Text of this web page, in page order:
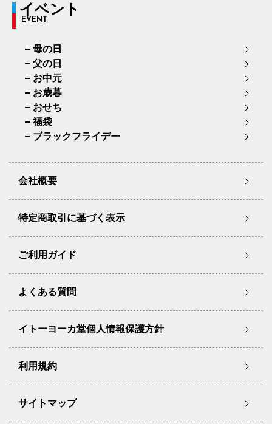
イベント
EVENT
母の日
父の日
お中元
お歳暮
おせち
福袋
ブラックフライデー
会社概要
特定商取引に基づく表示
ご利用ガイド
よくある質問
イトーヨーカ堂個人情報保護方針
利用規約
サイトマップ